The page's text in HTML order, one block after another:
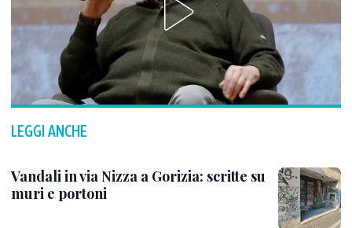
LEGGI ANCHE
Vandali in via Nizza a Gorizia: scritte su
muri e portoni